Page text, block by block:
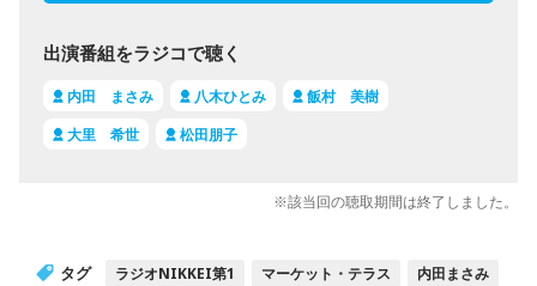
出演番組をラジコで聴く
内田 まさみ 八木ひとみ
飯村 美樹
大里 希世
松田朋子
※該当回の聴取期間は終了しました。
タグ ラジオNIKKEI第1 マーケット・テラス
内田まさみ